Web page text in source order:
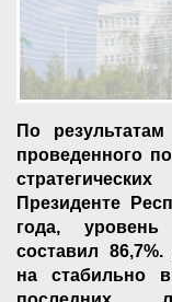
По
проведенного по
Президенте
года,
составил
на стабильно